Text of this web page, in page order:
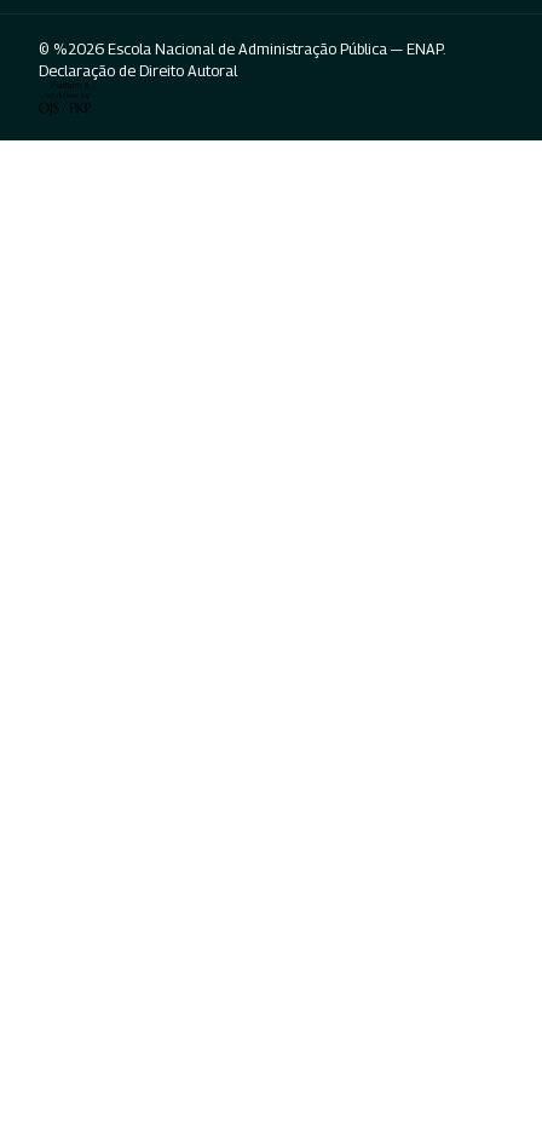
© %2026 Escola Nacional de Administração Pública — ENAP.
Declaração de Direito Autoral